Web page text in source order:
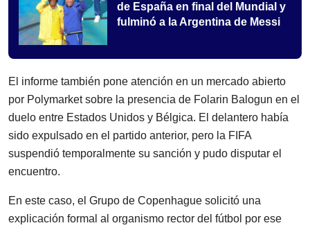
de España en final del Mundial y
fulminó a la Argentina de Messi
El informe también pone atención en un mercado abierto
por Polymarket sobre la presencia de Folarin Balogun en el
duelo entre Estados Unidos y Bélgica. El delantero había
sido expulsado en el partido anterior, pero la FIFA
suspendió temporalmente su sanción y pudo disputar el
encuentro.
En este caso, el Grupo de Copenhague solicitó una
explicación formal al organismo rector del fútbol por ese